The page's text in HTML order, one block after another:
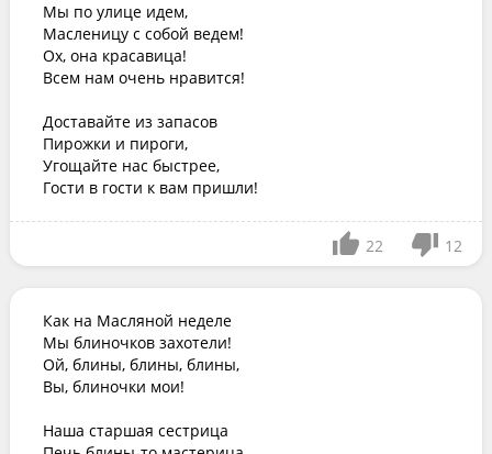
Мы по улице идем,
Масленицу с собой ведем!
Ох, она красавица!
Всем нам очень нравится!
Доставайте из запасов
Пирожки и пироги,
Угощайте нас быстрее,
Гости в гости к вам пришли!
22 12
Как на Масляной неделе
Мы блиночков захотели!
Ой, блины, блины, блины,
Вы, блиночки мои!
Наша старшая сестрица